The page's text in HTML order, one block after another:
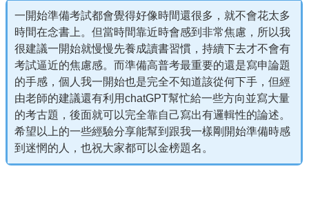
一開始準備考試都會覺得好像時間還很多，就不會花太多
時間在念書上。但當時間靠近時會感到非常焦慮，所以我
很建議一開始就慢慢先養成讀書習慣，持續下去才不會有
考試逼近的焦慮感。而準備高普考最重要的還是寫申論題
的手感，個人我一開始也是完全不知道該從何下手，但經
由老師的建議還有利用chatGPT幫忙給一些方向並寫大量
的考古題，後面就可以完全靠自己寫出有邏輯性的論述。
希望以上的一些經驗分享能幫到跟我一樣剛開始準備時感
到迷惘的人，也祝大家都可以金榜題名。